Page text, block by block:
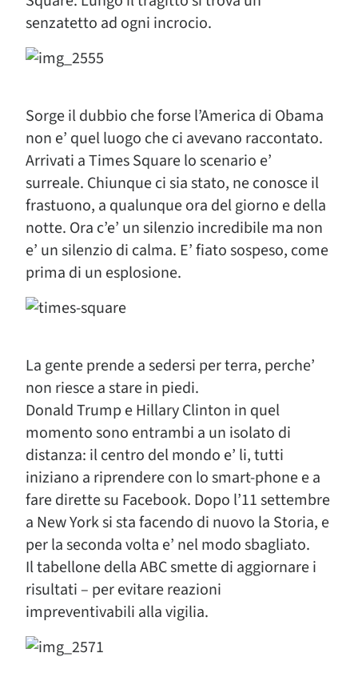
senzatetto ad ogni incrocio.
Sorge il dubbio che forse l’America di Obama
non e’ quel luogo che ci avevano raccontato.
Arrivati a Times Square lo scenario e’
surreale. Chiunque ci sia stato, ne conosce il
frastuono, a qualunque ora del giorno e della
notte. Ora c’e’ un silenzio incredibile ma non
e’ un silenzio di calma. E’ fiato sospeso, come
prima di un esplosione.
La gente prende a sedersi per terra, perche’
non riesce a stare in piedi.
Donald Trump e Hillary Clinton in quel
momento sono entrambi a un isolato di
distanza: il centro del mondo e’ li, tutti
iniziano a riprendere con lo smart-phone e a
fare dirette su Facebook. Dopo l’11 settembre
a New York si sta facendo di nuovo la Storia, e
per la seconda volta e’ nel modo sbagliato.
Il tabellone della ABC smette di aggiornare i
risultati – per evitare reazioni
impreventivabili alla vigilia.